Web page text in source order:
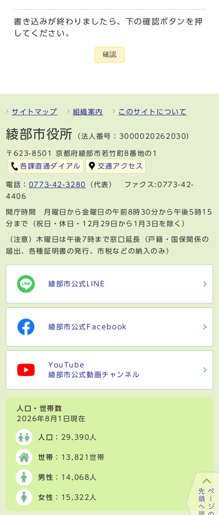
書き込みが終わりましたら、下の確認ボタンを押
してください。
確認
サイトマップ 組織案内 このサイトについて
綾部市役所 （法人番号：3000020262030）
〒623-8501 京都府綾部市若竹町8番地の1
各課直通ダイアル
交通アクセス
電話： 0773-42-3280
（代表） ファクス:0773-42-
4406
開庁時間 月曜日から金曜日の午前8時30分から午後5時15
分まで（祝日・休日・12月29日から1月3日を除く）
（注意）木曜日は午後7時まで窓口延長（戸籍・国保関係の
届出、各種証明書の発行、市税などの納入のみ）
綾部市公式LINE
綾部市公式Facebook
YouTube
綾部市公式動画チャンネル
人口・世帯数
2026年8月1日現在
人口 ：29,390人
世帯 ：13,821世帯
男性 ：14,068人
女性 ：15,322人